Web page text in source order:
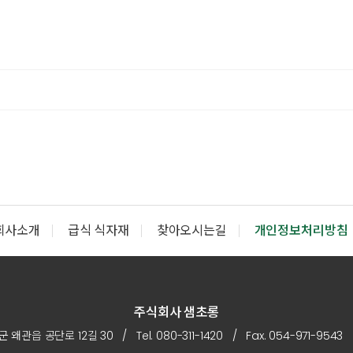
사소개 급식 식자재 찾아오시는길 개인정보처리방침
주식회사 샘초롱
군 왜관읍 공단로 12길 30 / Tel. 080-311-1420 / Fax. 054-971-9543